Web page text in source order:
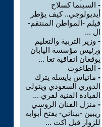
- السينما كسلاح
أيديولوجي.. كيف يؤطر
فيلم -المواطن المنتقم-
ال ...
- وزير التربية والتعليم
ورئيس مؤسسة اليابان
يوقعان اتفاقية تعا ...
- الطاغوت
- ماتياس يايسله يترك
الدوري السعودي ويتولى
القيادة الفنية لفري ...
- منزل الفنان الروسي
ريبين -بيناتي- يفتح أبوابه
للزوار قبل اكت ...